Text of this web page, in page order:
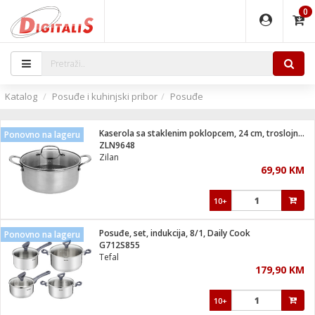
0
...
pribor
i pribor
/ G4
svjetla
grla
- Analogija
- IP
IP kamere
IP
Katalog Posuđe i kuhinjski pribor Posuđe
Ponovno na lageru
Kaserola sa staklenim poklopcem, 24 cm, troslojno posuđe
ZLN9648
Zilan
69,90 KM
10+
Ponovno na lageru
Posuđe, set, indukcija, 8/1, Daily Cook
G712S855
Tefal
179,90 KM
10+